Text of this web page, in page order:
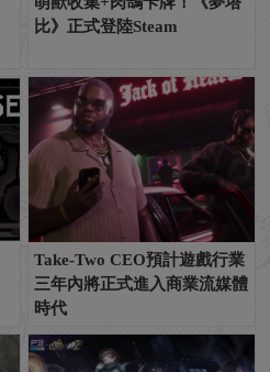
比》正式登陸Steam
Take-Two CEO預計遊戲行業
三年內將正式進入商業流媒體
時代